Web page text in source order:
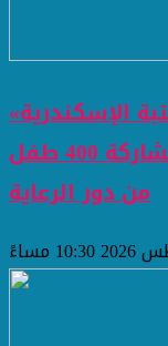
«حين تصنع الفنون إنسانًا».. مكتبة الإسكندرية
احتضنت ختام مشروع «إنسان» بمشاركة 400 طفل
من دور الرعاية